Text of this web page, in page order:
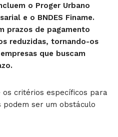
o Proger Urbano
e o BNDES Finame.
prazos de pagamento
reduzidas, tornando-os
que buscam
critérios específicos para
ser um obstáculo